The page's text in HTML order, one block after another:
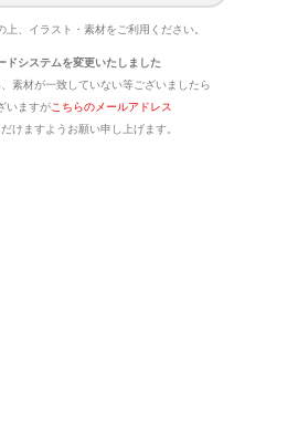
上、イラスト・素材をご利用ください。
ドシステムを変更いたしました
素材が一致していない等ございましたら
いますがこちらのメールアドレス
けますようお願い申し上げます。